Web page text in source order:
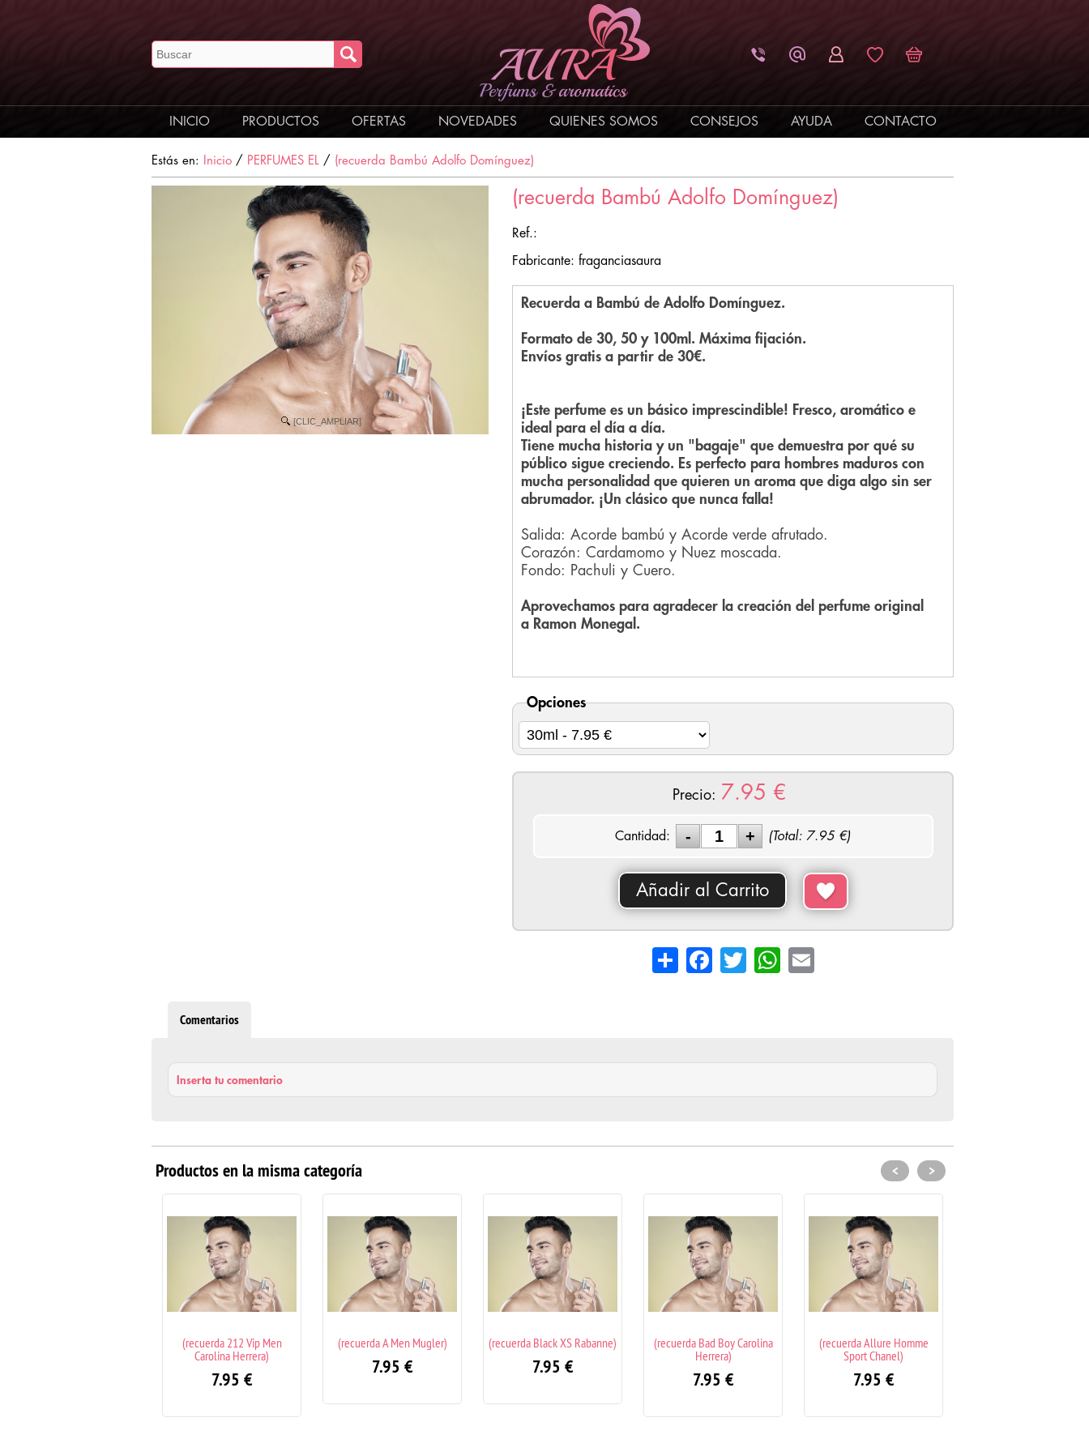
INICIO PRODUCTOS OFERTAS NOVEDADES QUIENES SOMOS CONSEJOS AYUDA CONTACTO
Estás en: Inicio / PERFUMES EL / (recuerda Bambú Adolfo Domínguez)
[CLIC_AMPLIAR]
(recuerda Bambú Adolfo Domínguez)
Ref.:
Fabricante: fraganciasaura
Recuerda a Bambú de Adolfo Domínguez.
Formato de 30, 50 y 100ml. Máxima fijación.
Envíos gratis a partir de 30€.
¡Este perfume es un básico imprescindible! Fresco, aromático e
ideal para el día a día.
Tiene mucha historia y un "bagaje" que demuestra por qué su
público sigue creciendo. Es perfecto para hombres maduros con
mucha personalidad que quieren un aroma que diga algo sin ser
abrumador. ¡Un clásico que nunca falla!
Salida: Acorde bambú y Acorde verde afrutado.
Corazón: Cardamomo y Nuez moscada.
Fondo: Pachuli y Cuero.
Aprovechamos para agradecer la creación del perfume original
a Ramon Monegal.
Opciones
Precio: 7.95 €
Cantidad: (Total: 7.95€)
Añadir al Carrito
Share FacebookTwitterWhatsApp
Email
Comentarios
Inserta tu comentario
Productos en la misma categoría
(recuerda A Men Mugler)
7.95€
(recuerda Black XS Rabanne)
7.95€
(recuerda Bad Boy Carolina
7.95€
(recuerda Allure Homme
Sport Chanel)
7.95€
(recuerda Armani Code)
7.95€
< >